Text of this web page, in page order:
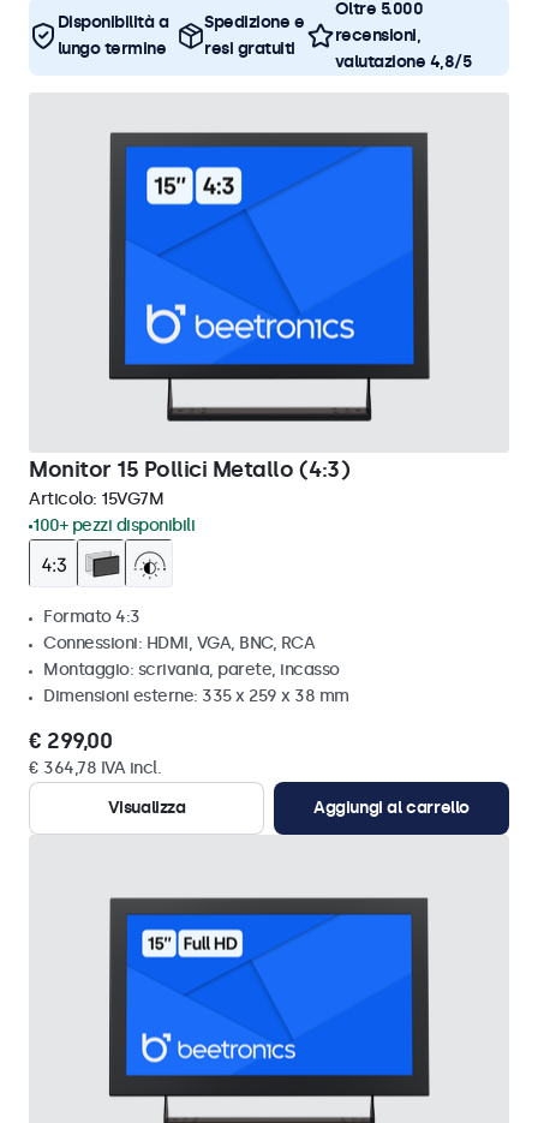
Disponibilità a
lungo termine
Spedizione e
resi gratuiti
Oltre 5.000
recensioni,
valutazione 4,8/5
Monitor 15 Pollici Metallo (4:3)
Articolo: 15VG7M
100+ pezzi disponibili
Formato 4:3
Connessioni: HDMI, VGA, BNC, RCA
Montaggio: scrivania, parete, incasso
Dimensioni esterne: 335 x 259 x 38 mm
€ 299,00
€ 364,78 IVA incl.
Visualizza
Aggiungi al carrello